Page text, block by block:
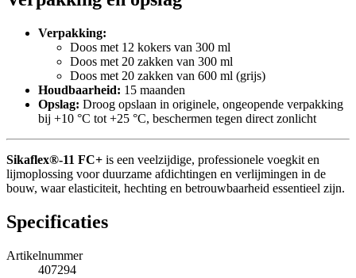
Verpakking:
Doos met 12 kokers van 300 ml
Doos met 20 zakken van 300 ml
Doos met 20 zakken van 600 ml (grijs)
Houdbaarheid: 15 maanden
Opslag: Droog opslaan in originele, ongeopende verpakking
bij +10 °C tot +25 °C, beschermen tegen direct zonlicht
Sikaflex®-11 FC+ is een veelzijdige, professionele voegkit en
lijmoplossing voor duurzame afdichtingen en verlijmingen in de
bouw, waar elasticiteit, hechting en betrouwbaarheid essentieel zijn.
Specificaties
Artikelnummer
407294